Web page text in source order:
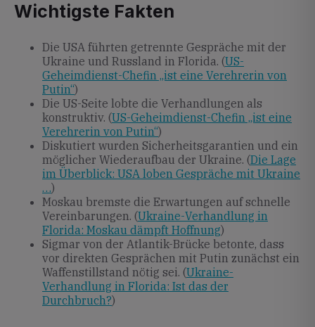
Wichtigste Fakten
Die USA führten getrennte Gespräche mit der
Ukraine und Russland in Florida. (US-
Geheimdienst-Chefin „ist eine Verehrerin von
Putin“)
Die US-Seite lobte die Verhandlungen als
konstruktiv. (US-Geheimdienst-Chefin „ist eine
Verehrerin von Putin“)
Diskutiert wurden Sicherheitsgarantien und ein
möglicher Wiederaufbau der Ukraine. (Die Lage
im Überblick: USA loben Gespräche mit Ukraine
…)
Moskau bremste die Erwartungen auf schnelle
Vereinbarungen. (Ukraine-Verhandlung in
Florida: Moskau dämpft Hoffnung)
Sigmar von der Atlantik-Brücke betonte, dass
vor direkten Gesprächen mit Putin zunächst ein
Waffenstillstand nötig sei. (Ukraine-
Verhandlung in Florida: Ist das der
Durchbruch?)